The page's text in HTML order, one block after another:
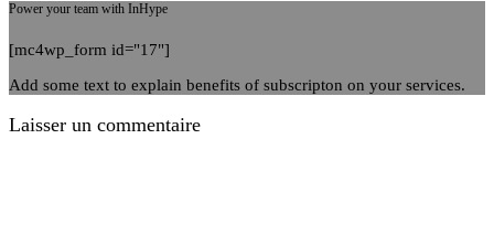
Power your team with InHype
[mc4wp_form id="17"]
Add some text to explain benefits of subscripton on your services.
Laisser un commentaire